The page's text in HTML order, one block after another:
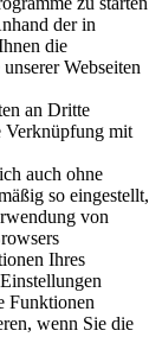
der in
die
Webseiten
an Dritte
Verknüpfung mit
auch ohne
so eingestellt,
von
Ihres
Funktionen
wenn Sie die